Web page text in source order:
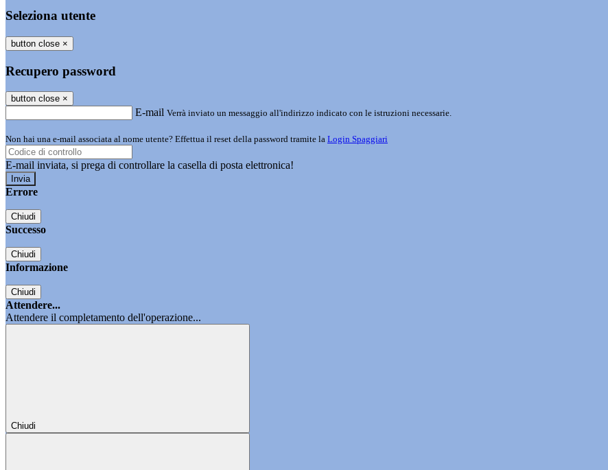
Seleziona utente
button close ×
Recupero password
button close ×
E-mail Verrà inviato un messaggio all'indirizzo indicato con le istruzioni necessarie.
Non hai una e-mail associata al nome utente? Effettua il reset della password tramite la Login Spaggiari
E-mail inviata, si prega di controllare la casella di posta elettronica!
Errore
Chiudi
Successo
Chiudi
Informazione
Chiudi
Attendere...
Attendere il completamento dell'operazione...
Chiudi